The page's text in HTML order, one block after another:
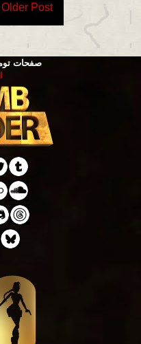
Older Post
صفحات